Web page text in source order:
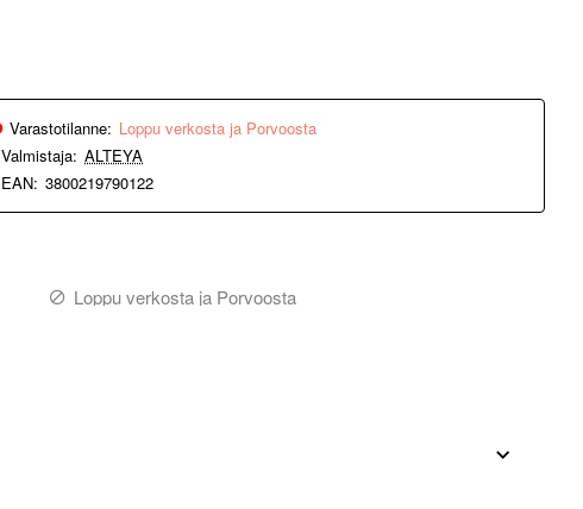
Varastotilanne: Loppu verkosta ja Porvoosta
Valmistaja: ALTEYA
EAN: 3800219790122
Loppu verkosta ja Porvoosta